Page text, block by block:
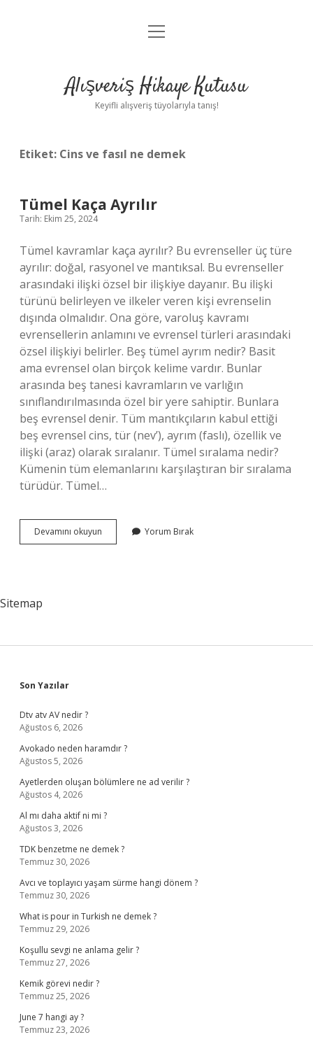
Anasayfa
Yasal Uyarı
menüyü
Alışveriş Hikaye Kutusu
Keyifli alışveriş tüyolarıyla tanış!
Etiket: Cins ve fasıl ne demek
Tümel Kaça Ayrılır
Tarih: Ekim 25, 2024
Tümel kavramlar kaça ayrılır? Bu evrenseller üç türe
ayrılır: doğal, rasyonel ve mantıksal. Bu evrenseller
arasındaki ilişki özsel bir ilişkiye dayanır. Bu ilişki
türünü belirleyen ve ilkeler veren kişi evrenselin
dışında olmalıdır. Ona göre, varoluş kavramı
evrensellerin anlamını ve evrensel türleri arasındaki
özsel ilişkiyi belirler. Beş tümel ayrım nedir? Basit
ama evrensel olan birçok kelime vardır. Bunlar
arasında beş tanesi kavramların ve varlığın
sınıflandırılmasında özel bir yere sahiptir. Bunlara
beş evrensel denir. Tüm mantıkçıların kabul ettiği
beş evrensel cins, tür (nev’), ayrım (faslı), özellik ve
ilişki (araz) olarak sıralanır. Tümel sıralama nedir?
Kümenin tüm elemanlarını karşılaştıran bir sıralama
türüdür. Tümel…
Devamını okuyun
Kaça
Yorum Bırak
Sitemap
Sidebar
Son Yazılar
Dtv atv AV nedir ?
Ağustos 6, 2026
Avokado neden haramdır ?
Ağustos 5, 2026
Ayetlerden oluşan bölümlere ne ad verilir ?
Ağustos 4, 2026
Al mı daha aktif ni mi ?
Ağustos 3, 2026
TDK benzetme ne demek ?
Temmuz 30, 2026
Avcı ve toplayıcı yaşam sürme hangi dönem ?
Temmuz 30, 2026
What is pour in Turkish ne demek ?
Temmuz 29, 2026
Koşullu sevgi ne anlama gelir ?
Temmuz 27, 2026
Kemik görevi nedir ?
Temmuz 25, 2026
June 7 hangi ay ?
Temmuz 23, 2026